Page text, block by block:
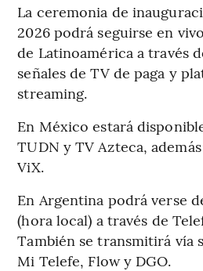
La ceremonia de
2026 podrá seguirse en
de Latinoamérica a través
señales de TV de paga y
streaming.
En México estará
TUDN y TV Azteca,
ViX.
En Argentina podrá verse
(hora local) a través de
También se transmitirá vía
Mi Telefe, Flow y DGO.